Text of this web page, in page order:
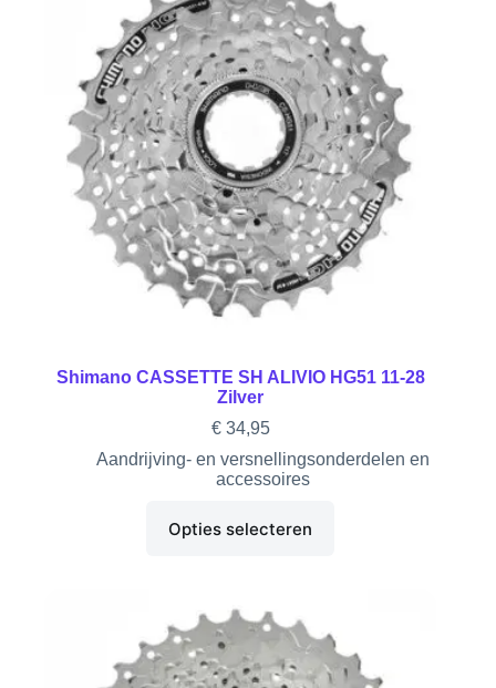
Shimano CASSETTE SH ALIVIO HG51 11-28
Zilver
€34,95
Aandrijving- en versnellingsonderdelen en
accessoires
Opties selecteren